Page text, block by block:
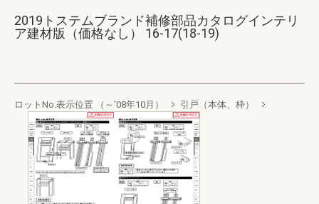
2019トステムブランド補修部品カタログインテリ
ア建材版（価格なし） 16-17(18-19)
ロットNo.表示位置 （～'08年10月） 引戸（本体、枠）